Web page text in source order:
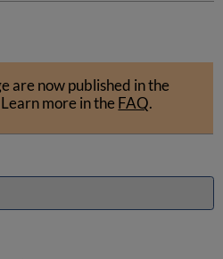
are now published in the
Learn more in theFAQ.